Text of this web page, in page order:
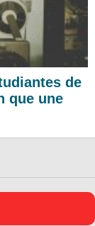
de
que une